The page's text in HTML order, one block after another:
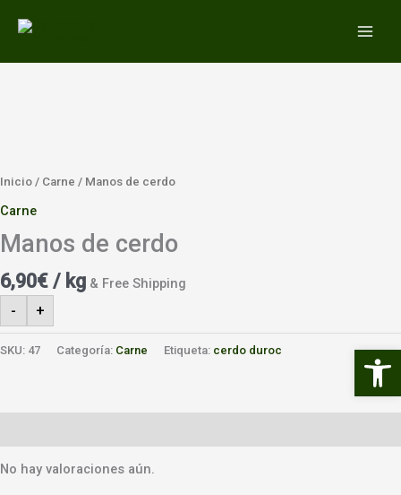
Inicio / Carne / Manos de cerdo
Carne
Manos de cerdo
6,90€ / kg & Free Shipping
- +
SKU: 47 Categoría: Carne Etiqueta: cerdo duroc
No hay valoraciones aún.
Abrir